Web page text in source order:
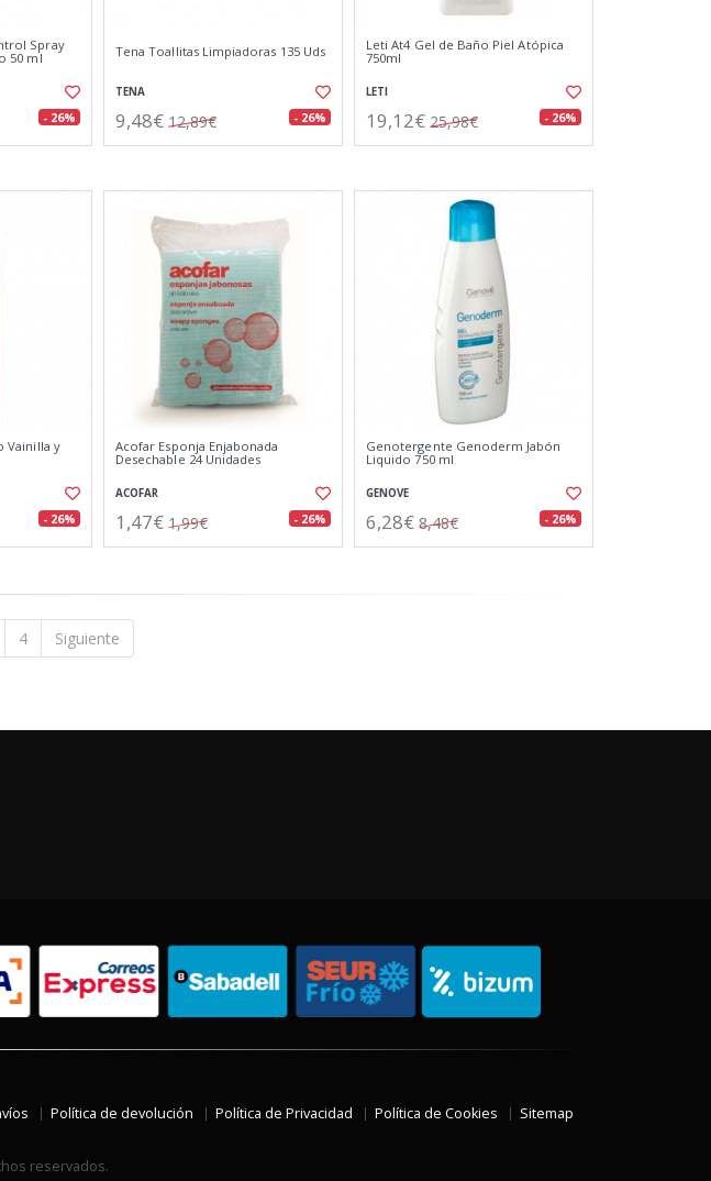
Spray
50 ml
- 26%
Tena Toallitas Limpiadoras 135 Uds
TENA
9,48€ 12,89€ - 26%
Leti At4 Gel de Baño Piel Atópica
750ml
LETI
19,12€ 25,98€ - 26%
Vainilla y
- 26%
Acofar Esponja Enjabonada
Desechable 24 Unidades
ACOFAR
1,47€ 1,99€ - 26%
Genotergente Genoderm Jabón
Liquido 750 ml
GENOVE
6,28€ 8,48€ - 26%
4 Siguiente
Política de devolución Política de Privacidad Política de Cookies Sitemap
reservados.